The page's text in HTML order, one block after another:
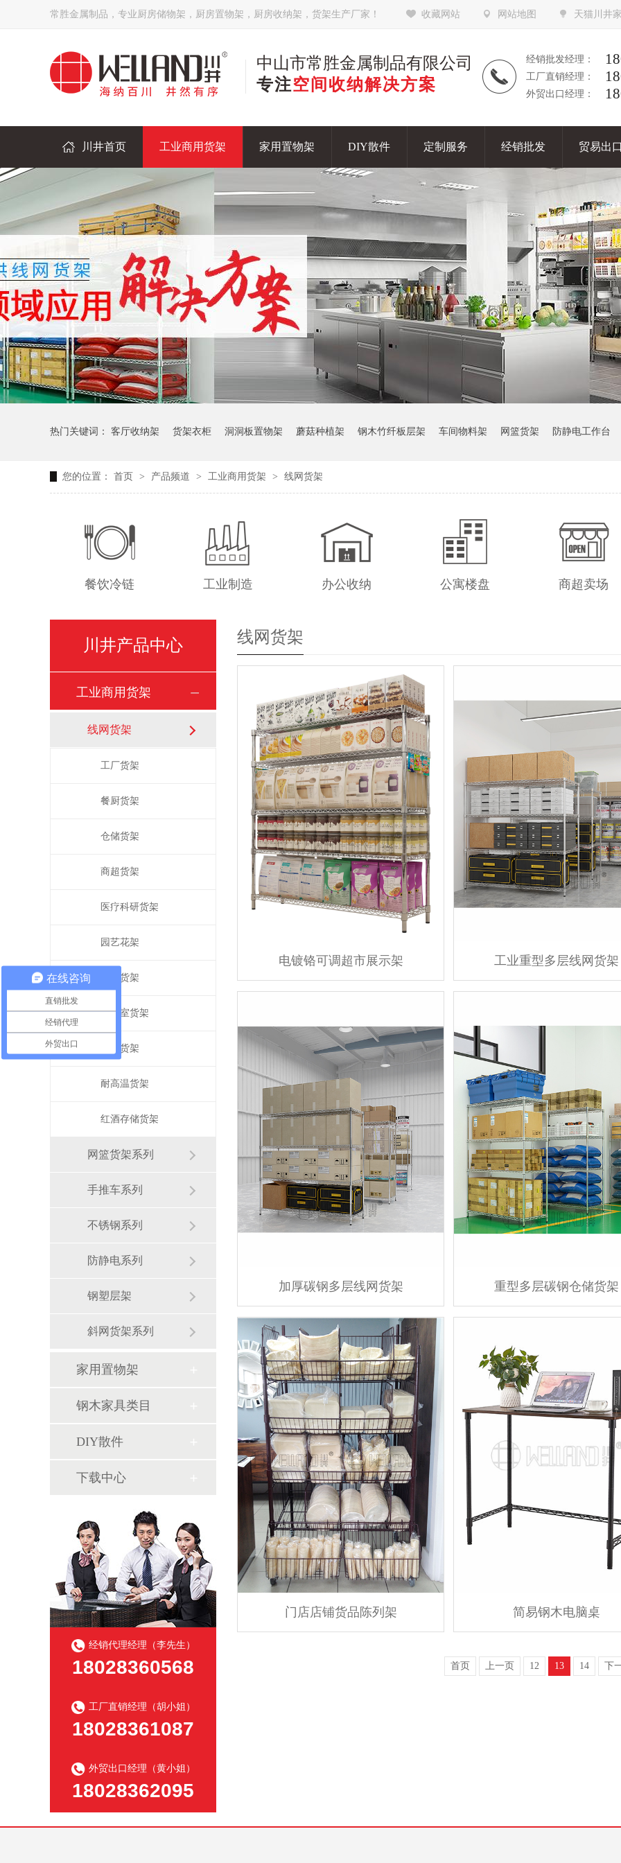
收藏网站 网站地图 天猫川井
常胜金属制品，专业厨房储物架，厨房置物架，厨房收纳架，货架生产厂家！
经销批发经理：
工厂直销经理：
外贸出口经理：
中山市常胜金属制品有限公司
专注空间收纳解决方案
川井首页 工业商用货架 家用置物架 DIY散件 定制服务 经销批发 贸易出
热门关键词： 客厅收纳架 货架衣柜 洞洞板置物架 蘑菇种植架 钢木竹纤板层架 车间物料架 网篮货架 防静电工作台
您的位置： 首页 > 产品频道 > 工业商用货架 > 线网货架
餐饮冷链 工业制造 办公收纳 公寓楼盘 商超卖场
川井产品中心
工业商用货架
线网货架
工厂货架
餐厨货架
仓储货架
商超货架
医疗科研货架
园艺花架
冷库货架
办公室货架
展示货架
耐高温货架
红酒存储货架
网篮货架系列
手推车系列
不锈钢系列
防静电系列
钢塑层架
斜网货架系列
家用置物架
钢木家具类目
DIY散件
下载中心
经销代理经理（李先生）
18028360568
工厂直销经理（胡小姐）
18028361087
外贸出口经理（黄小姐）
18028362095
线网货架
电镀铬可调超市展示架 工业重型多层线网货架
加厚碳钢多层线网货架 重型多层碳钢仓储货架
门店店铺货品陈列架 简易钢木电脑桌
首页 上一页 12 13 14 下
在线咨询
直销批发
经销代理
外贸出口